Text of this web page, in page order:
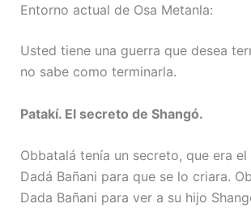
Entorno actual de Osa Metanla:
Usted tiene una guerra que desea
no sabe como terminarla.
Patakí. El secreto de Shangó.
Obbatalá tenía un secreto, que era
Dadá Bañani para que se lo criara.
Dada Bañani para ver a su hijo